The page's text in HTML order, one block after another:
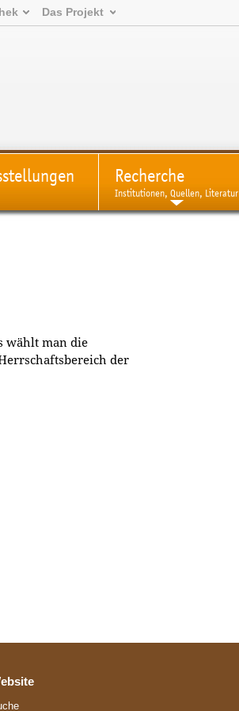
Das Projekt
Recherche
Institutionen, Quellen, Literatur
wählt man die
der